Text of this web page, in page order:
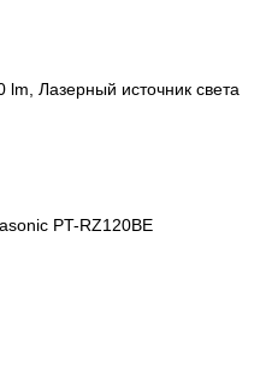
Лазерный источник света
PT-RZ120BE